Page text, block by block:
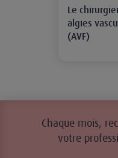
Le
algies
(AVF)
Chaque mois,
votre